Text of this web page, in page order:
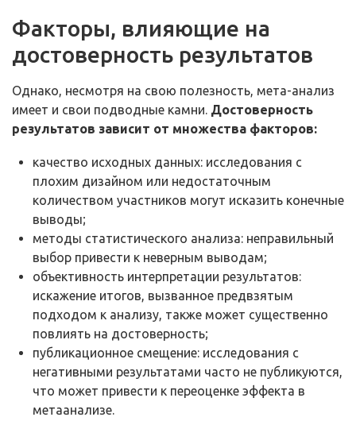
Факторы, влияющие на
достоверность результатов
Однако, несмотря на свою полезность, мета-анализ
имеет и свои подводные камни. Достоверность
результатов зависит от множества факторов:
качество исходных данных: исследования с
плохим дизайном или недостаточным
количеством участников могут исказить конечные
выводы;
методы статистического анализа: неправильный
выбор привести к неверным выводам;
объективность интерпретации результатов:
искажение итогов, вызванное предвзятым
подходом к анализу, также может существенно
повлиять на достоверность;
публикационное смещение: исследования с
негативными результатами часто не публикуются,
что может привести к переоценке эффекта в
метаанализе.